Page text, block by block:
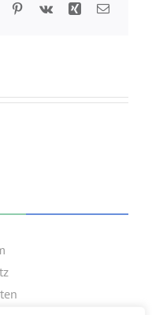
TumblrPinterest
Vk Xing E-